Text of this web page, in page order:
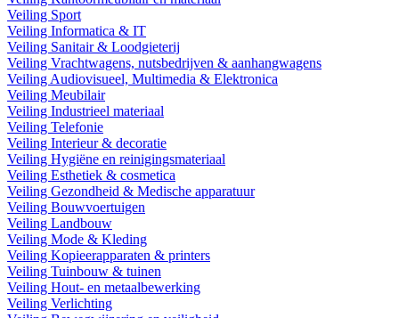
Veiling Sport
Veiling Informatica & IT
Veiling Sanitair & Loodgieterij
Veiling Vrachtwagens, nutsbedrijven & aanhangwagens
Veiling Audiovisueel, Multimedia & Elektronica
Veiling Meubilair
Veiling Industrieel materiaal
Veiling Telefonie
Veiling Interieur & decoratie
Veiling Hygiëne en reinigingsmateriaal
Veiling Esthetiek & cosmetica
Veiling Gezondheid & Medische apparatuur
Veiling Bouwvoertuigen
Veiling Landbouw
Veiling Mode & Kleding
Veiling Kopieerapparaten & printers
Veiling Tuinbouw & tuinen
Veiling Hout- en metaalbewerking
Veiling Verlichting